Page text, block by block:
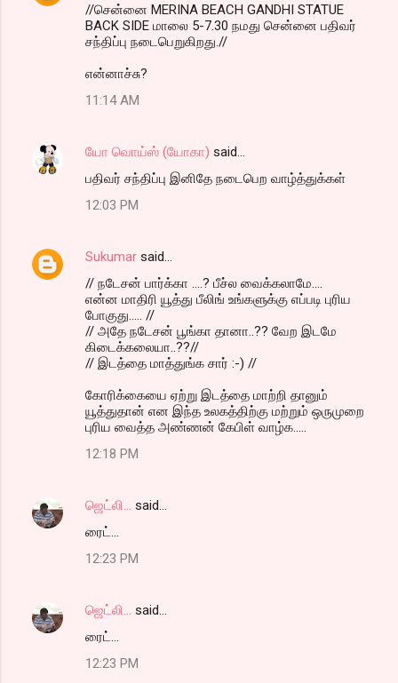
//சென்னை MERINA BEACH GANDHI STATUE
BACK SIDE மாலை 5-7.30 நமது சென்னை பதிவர்
சந்திப்பு நடைபெறுகிறது.//
என்னாச்சு?
11:14 AM
யோ வொய்ஸ் (யோகா) said…
பதிவர் சந்திப்பு இனிதே நடைபெற வாழ்த்துக்கள்
12:03 PM
Sukumar said…
// நடேசன் பார்க்கா ....? பீச்ல வைக்கலாமே....
என்ன மாதிரி யூத்து பீலிங் உங்களுக்கு எப்படி புரிய
போகுது..... //
// அதே நடேசன் பூங்கா தானா..?? வேற இடமே
கிடைக்கலையா..??//
// இடத்தை மாத்துங்க சார் :-) //
கோரிக்கையை ஏற்று இடத்தை மாற்றி தானும்
யூத்துதான் என இந்த உலகத்திற்கு மற்றும் ஒருமுறை
புரிய வைத்த அண்ணன் கேபிள் வாழ்க.....
12:18 PM
ஜெட்லி...
said…
ரைட்...
12:23 PM
ஜெட்லி...
said…
ரைட்...
12:23 PM